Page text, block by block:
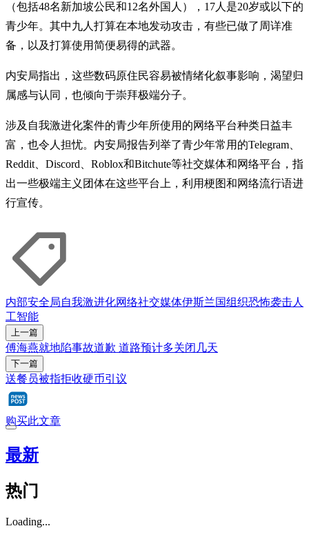
（包括48名新加坡公民和12名外国人），17人是20岁或以下的
青少年。其中九人打算在本地发动攻击，有些已做了周详准
备，以及打算使用简便易得的武器。
内安局指出，这些数码原住民容易被情绪化叙事影响，渴望归
属感与认同，也倾向于崇拜极端分子。
涉及自我激进化案件的青少年所使用的网络平台种类日益丰
富，也令人担忧。内安局报告列举了青少年常用的Telegram、
Reddit、Discord、Roblox和Bitchute等社交媒体和网络平台，指
出一些极端主义团体在这些平台上，利用梗图和网络流行语进
行宣传。
内部安全局自我激进化网络社交媒体伊斯兰国组织恐怖袭击人
工智能
上一篇
傅海燕就地陷事故道歉 道路预计多关闭几天
下一篇
送餐员被指拒收硬币引议
购买此文章
最新
热门
Loading...